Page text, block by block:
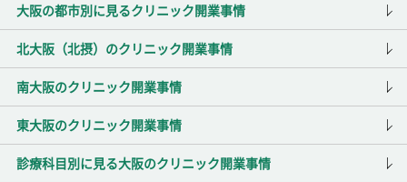
大阪の都市別に見るクリニック開業事情
北大阪（北摂）のクリニック開業事情
南大阪のクリニック開業事情
東大阪のクリニック開業事情
診療科目別に見る大阪のクリニック開業事情